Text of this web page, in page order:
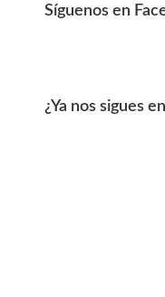
Síguenos en
¿Ya nos sigues